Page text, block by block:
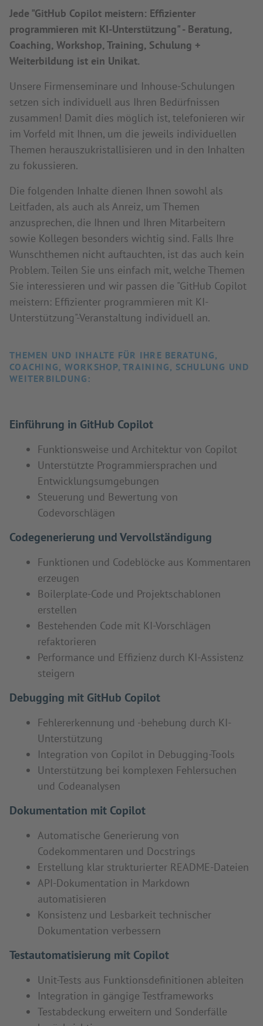
Jede "GitHub Copilot meistern: Effizienter
programmieren mit KI-Unterstützung" - Beratung,
Coaching, Workshop, Training, Schulung +
Weiterbildung ist ein Unikat.
Unsere Firmenseminare und Inhouse-Schulungen
setzen sich individuell aus Ihren Bedürfnissen
zusammen! Damit dies möglich ist, telefonieren wir
im Vorfeld mit Ihnen, um die jeweils individuellen
Themen herauszukristallisieren und in den Inhalten
zu fokussieren.
Die folgenden Inhalte dienen Ihnen sowohl als
Leitfaden, als auch als Anreiz, um Themen
anzusprechen, die Ihnen und Ihren Mitarbeitern
sowie Kollegen besonders wichtig sind. Falls Ihre
Wunschthemen nicht auftauchten, ist das auch kein
Problem. Teilen Sie uns einfach mit, welche Themen
Sie interessieren und wir passen die "GitHub Copilot
meistern: Effizienter programmieren mit KI-
Unterstützung"-Veranstaltung individuell an.
THEMEN UND INHALTE FÜR IHRE BERATUNG,
COACHING, WORKSHOP, TRAINING, SCHULUNG UND
WEITERBILDUNG:
Einführung in GitHub Copilot
Funktionsweise und Architektur von Copilot
Unterstützte Programmiersprachen und
Entwicklungsumgebungen
Steuerung und Bewertung von
Codevorschlägen
Codegenerierung und Vervollständigung
Funktionen und Codeblöcke aus Kommentaren
erzeugen
Boilerplate-Code und Projektschablonen
erstellen
Bestehenden Code mit KI-Vorschlägen
refaktorieren
Performance und Effizienz durch KI-Assistenz
steigern
Debugging mit GitHub Copilot
Fehlererkennung und -behebung durch KI-
Unterstützung
Integration von Copilot in Debugging-Tools
Unterstützung bei komplexen Fehlersuchen
und Codeanalysen
Dokumentation mit Copilot
Automatische Generierung von
Codekommentaren und Docstrings
Erstellung klar strukturierter README-Dateien
API-Dokumentation in Markdown
automatisieren
Konsistenz und Lesbarkeit technischer
Dokumentation verbessern
Testautomatisierung mit Copilot
Unit-Tests aus Funktionsdefinitionen ableiten
Integration in gängige Testframeworks
Testabdeckung erweitern und Sonderfälle